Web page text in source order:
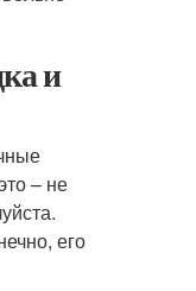
и
– не
его